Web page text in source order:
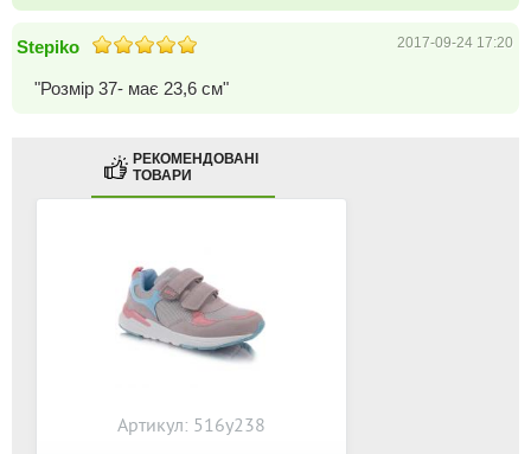
Stepiko 2017-09-24 17:20
"Розмір 37- має 23,6 см"
РЕКОМЕНДОВАНІ
ТОВАРИ
Артикул: 516y238